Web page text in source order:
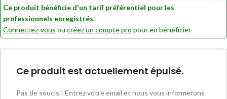
Ce produit bénéficie d'un tarif préférentiel pour les
professionnels enregistrés.
Connectez-vous ou créez un compte pro pour en bénéficier
Ce produit est actuellement épuisé.
Pas de soucis ! Entrez votre email et nous vous informerons